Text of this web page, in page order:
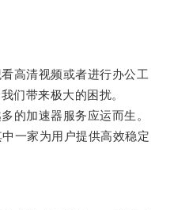
清视频或者进行办公工
们带来极大的困扰。
加速器服务应运而生。
一家为用户提供高效稳定